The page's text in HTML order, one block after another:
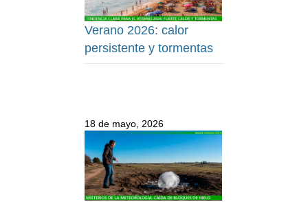
Verano 2026: calor
persistente y tormentas
18 de mayo, 2026